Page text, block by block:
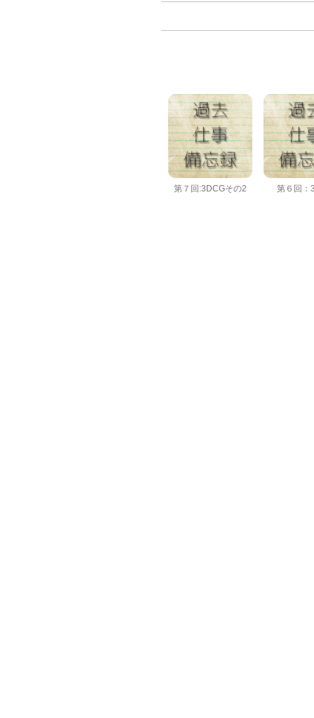
第７回:3DCGその2 第６回：